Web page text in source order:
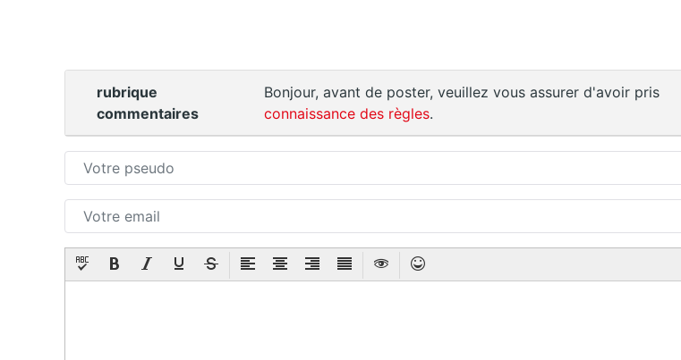
rubrique
commentaires
Bonjour, avant de poster, veuillez vous assurer d'avoir pris
connaissance des règles.